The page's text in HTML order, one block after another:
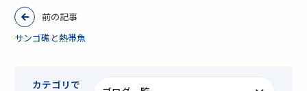
前の記事
サンゴ礁と熱帯魚
カテゴリで